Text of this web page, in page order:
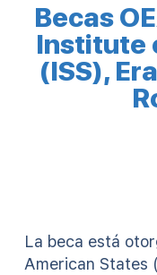
Becas
Institute
(ISS),
La beca está
American States